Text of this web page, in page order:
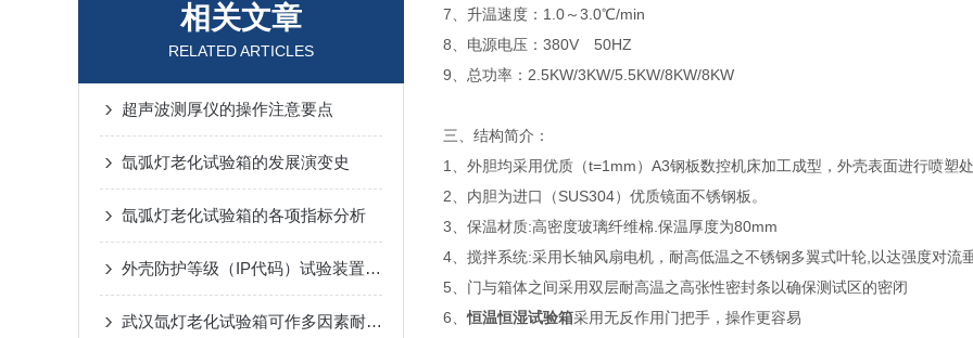
相关文章
RELATED ARTICLES
超声波测厚仪的操作注意要点
氙弧灯老化试验箱的发展演变史
氙弧灯老化试验箱的各项指标分析
外壳防护等级（IP代码）试验装置，设备安全的保障
武汉氙灯老化试验箱可作多因素耐气候的组合试验
7、升温速度：1.0～3.0℃/min
8、电源电压：380V 50HZ
9、总功率：2.5KW/3KW/5.5KW/8KW/8KW
三、结构简介：
1、外胆均采用优质（t=1mm）A3钢板数控机床加工成型，外壳表面进行喷
2、内胆为进口（SUS304）优质镜面不锈钢板。
3、保温材质:高密度玻璃纤维棉.保温厚度为80mm
4、搅拌系统:采用长轴风扇电机，耐高低温之不锈钢多翼式叶轮,以达强度对流
5、门与箱体之间采用双层耐高温之高张性密封条以确保测试区的密闭
6、恒温恒湿试验箱采用无反作用门把手，操作更容易